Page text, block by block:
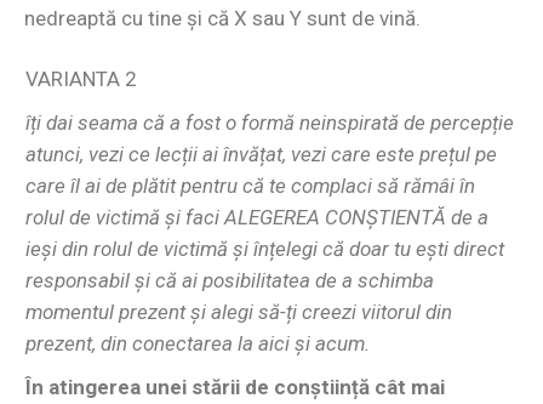
nedreaptă cu tine și că X sau Y sunt de vină.
VARIANTA 2
îți dai seama că a fost o formă neinspirată de percepție
atunci, vezi ce lecții ai învățat, vezi care este prețul pe
care îl ai de plătit pentru că te complaci să rămâi în
rolul de victimă și faci ALEGEREA CONȘTIENTĂ de a
ieși din rolul de victimă și înțelegi că doar tu ești direct
responsabil și că ai posibilitatea de a schimba
momentul prezent și alegi să-ți creezi viitorul din
prezent, din conectarea la aici și acum.
În atingerea unei stării de conștiință cât mai